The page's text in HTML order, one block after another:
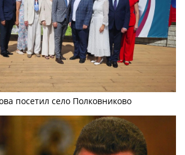
посетил село Полковниково